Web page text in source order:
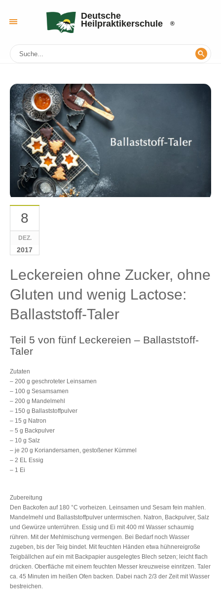
Deutsche
Heilpraktikerschule
8
DEZ.
2017
Leckereien ohne Zucker, ohne
Gluten und wenig Lactose:
Ballaststoff-Taler
Teil 5 von fünf Leckereien – Ballaststoff-
Taler
Zutaten
– 200 g geschroteter Leinsamen
– 100 g Sesamsamen
– 200 g Mandelmehl
– 150 g Ballaststoffpulver
– 15 g Natron
– 5 g Backpulver
– 10 g Salz
– je 20 g Koriandersamen, gestoßener Kümmel
– 2 EL Essig
– 1 Ei
Zubereitung
Den Backofen auf 180 °C vorheizen. Leinsamen und Sesam fein mahlen.
Mandelmehl und Ballaststoffpulver untermischen. Natron, Backpulver, Salz
und Gewürze unterrühren. Essig und Ei mit 400 ml Wasser schaumig
rühren. Mit der Mehlmischung vermengen. Bei Bedarf noch Wasser
zugeben, bis der Teig bindet. Mit feuchten Händen etwa hühnereigroße
Teigbällchen auf ein mit Backpapier ausgelegtes Blech setzen; leicht flach
drücken. Oberfläche mit einem feuchten Messer kreuzweise einritzen. Taler
ca. 45 Minuten im heißen Ofen backen. Dabei nach 2/3 der Zeit mit Wasser
bestreichen.